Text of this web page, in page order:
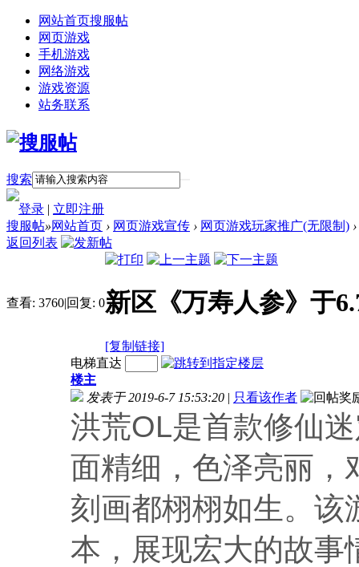
网站首页搜服帖
网页游戏
手机游戏
网络游戏
游戏资源
站务联系
搜索
登录 | 立即注册
搜服帖»网站首页 › 网页游戏宣传 › 网页游戏玩家推广(无限制) ›
返回列表
查看: 3760|回复: 0新区《万寿人参》于
[复制链接]
电梯直达
楼主
发表于 2019-6-7 15:53:20 | 只看该作者
洪荒OL是首款修仙
面精细，色泽亮丽，
刻画都栩栩如生。该
本，展现宏大的故事